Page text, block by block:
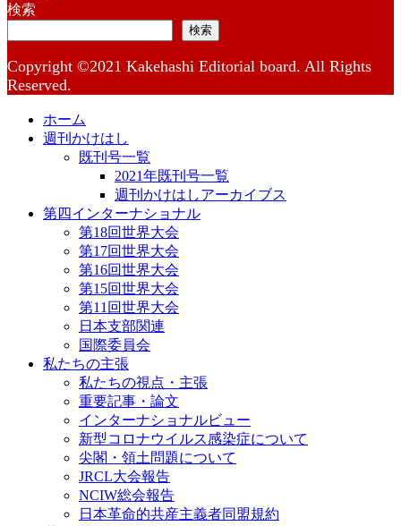
検索
検索
Copyright ©2021 Kakehashi Editorial board. All Rights
Reserved.
ホーム
週刊かけはし
既刊号一覧
2021年既刊号一覧
週刊かけはしアーカイブス
第四インターナショナル
第18回世界大会
第17回世界大会
第16回世界大会
第15回世界大会
第11回世界大会
日本支部関連
国際委員会
私たちの主張
私たちの視点・主張
重要記事・論文
インターナショナルビュー
新型コロナウイルス感染症について
尖閣・領土問題について
JRCL大会報告
NCIW総会報告
日本革命的共産主義者同盟規約